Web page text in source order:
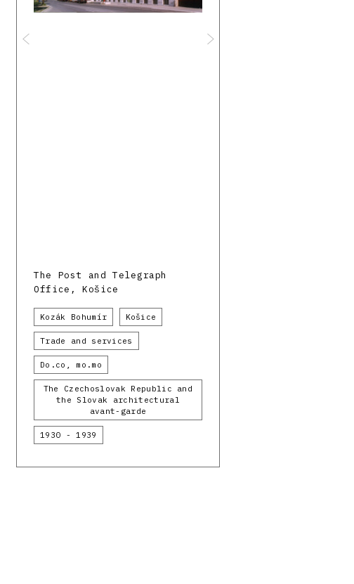
The Post and Telegraph
Office, Košice
Kozák Bohumír Košice
Trade and services
Do.co, mo.mo
The Czechoslovak Republic and
the Slovak architectural
avant-garde
1930 - 1939